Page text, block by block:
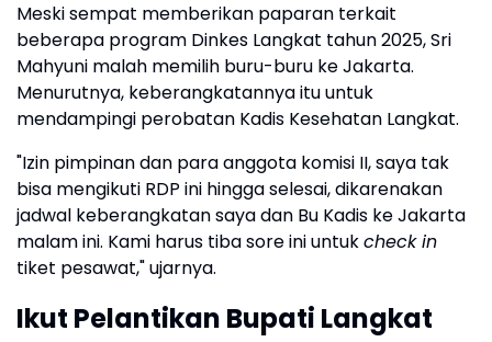
Meski sempat memberikan paparan terkait
beberapa program Dinkes Langkat tahun 2025, Sri
Mahyuni malah memilih buru-buru ke Jakarta.
Menurutnya, keberangkatannya itu untuk
mendampingi perobatan Kadis Kesehatan Langkat.
"Izin pimpinan dan para anggota komisi II, saya tak
bisa mengikuti RDP ini hingga selesai, dikarenakan
jadwal keberangkatan saya dan Bu Kadis ke Jakarta
malam ini. Kami harus tiba sore ini untukcheck in
tiket pesawat," ujarnya.
Ikut Pelantikan Bupati Langkat